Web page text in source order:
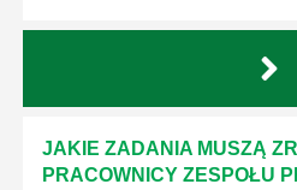
JAKIE ZADANIA MUSZĄ
PRACOWNICY ZESPOŁU